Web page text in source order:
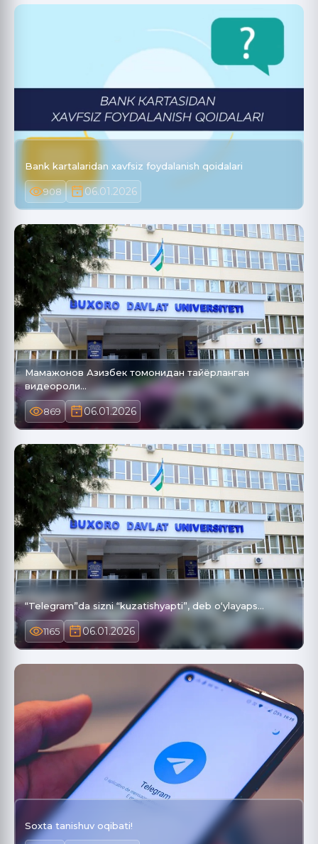
Bank kartalaridan xavfsiz foydalanish qoidalari
908 06.01.2026
Мамажонов Азизбек томонидан тайёрланган
видеороли…
869 06.01.2026
“Telegram”da sizni “kuzatishyapti”, deb o‘ylayaps…
1165 06.01.2026
Soxta tanishuv oqibati!